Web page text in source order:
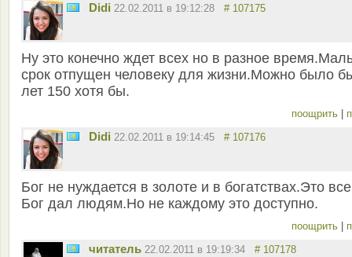
Didi 22.02.2011 в 19:12:28 # 107175
Ну это конечно ждет всех но в разное
срок отпущен человеку для жизни.Можно было
лет 150 хотя бы.
поощрить
Didi 22.02.2011 в 19:14:45 # 107176
Бог не нуждается в золоте и в богатствах.Это все
Бог дал людям.Но не каждому это доступно.
поощрить
читатель 22.02.2011 в 19:19:34 # 107178